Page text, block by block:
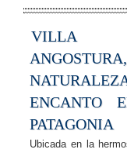
VILLA
ANGOSTURA,
ENCANTO
PATAGONIA
Ubicada en la